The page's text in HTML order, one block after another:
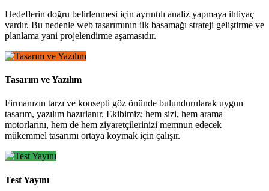
Hedeflerin doğru belirlenmesi için ayrıntılı analiz yapmaya ihtiyaç
vardır. Bu nedenle web tasarımının ilk basamağı strateji geliştirme ve
planlama yani projelendirme aşamasıdır.
Tasarım ve Yazılım
Firmanızın tarzı ve konsepti göz önünde bulundurularak uygun
tasarım, yazılım hazırlanır. Ekibimiz; hem sizi, hem arama
motorlarını, hem de hem ziyaretçilerinizi memnun edecek
mükemmel tasarımı ortaya koymak için çalışır.
Test Yayını